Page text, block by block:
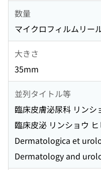
数量
マイクロフィルムリー
大きさ
35mm
並列タイトル等
臨床皮膚泌尿科 リンシ
臨床皮泌 リンショウ ヒ
Dermatologica et
Dermatology and